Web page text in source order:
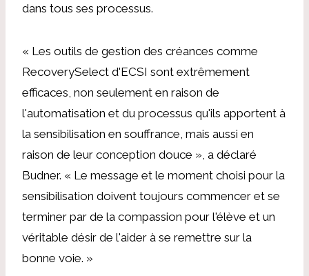
dans tous ses processus.
« Les outils de gestion des créances comme
RecoverySelect d'ECSI sont extrêmement
efficaces, non seulement en raison de
l'automatisation et du processus qu'ils apportent à
la sensibilisation en souffrance, mais aussi en
raison de leur conception douce », a déclaré
Budner. « Le message et le moment choisi pour la
sensibilisation doivent toujours commencer et se
terminer par de la compassion pour l'élève et un
véritable désir de l'aider à se remettre sur la
bonne voie. »